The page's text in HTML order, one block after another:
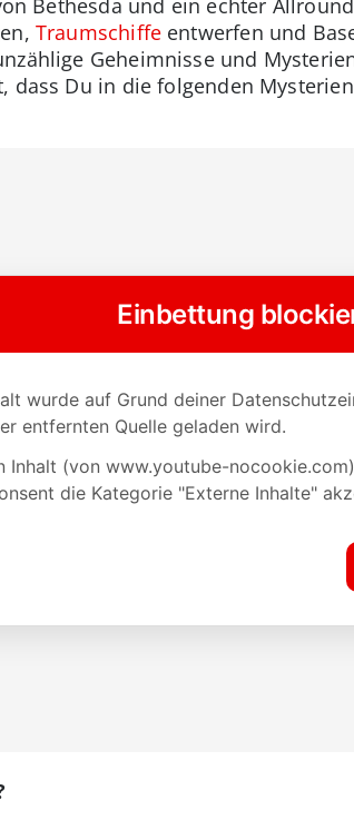
Traumschiffeentwerfen und
Geheimnisse und
dass Du in die folgenden